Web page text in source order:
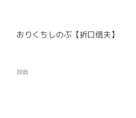
おりくちしのぶ【折口信夫】
辞典